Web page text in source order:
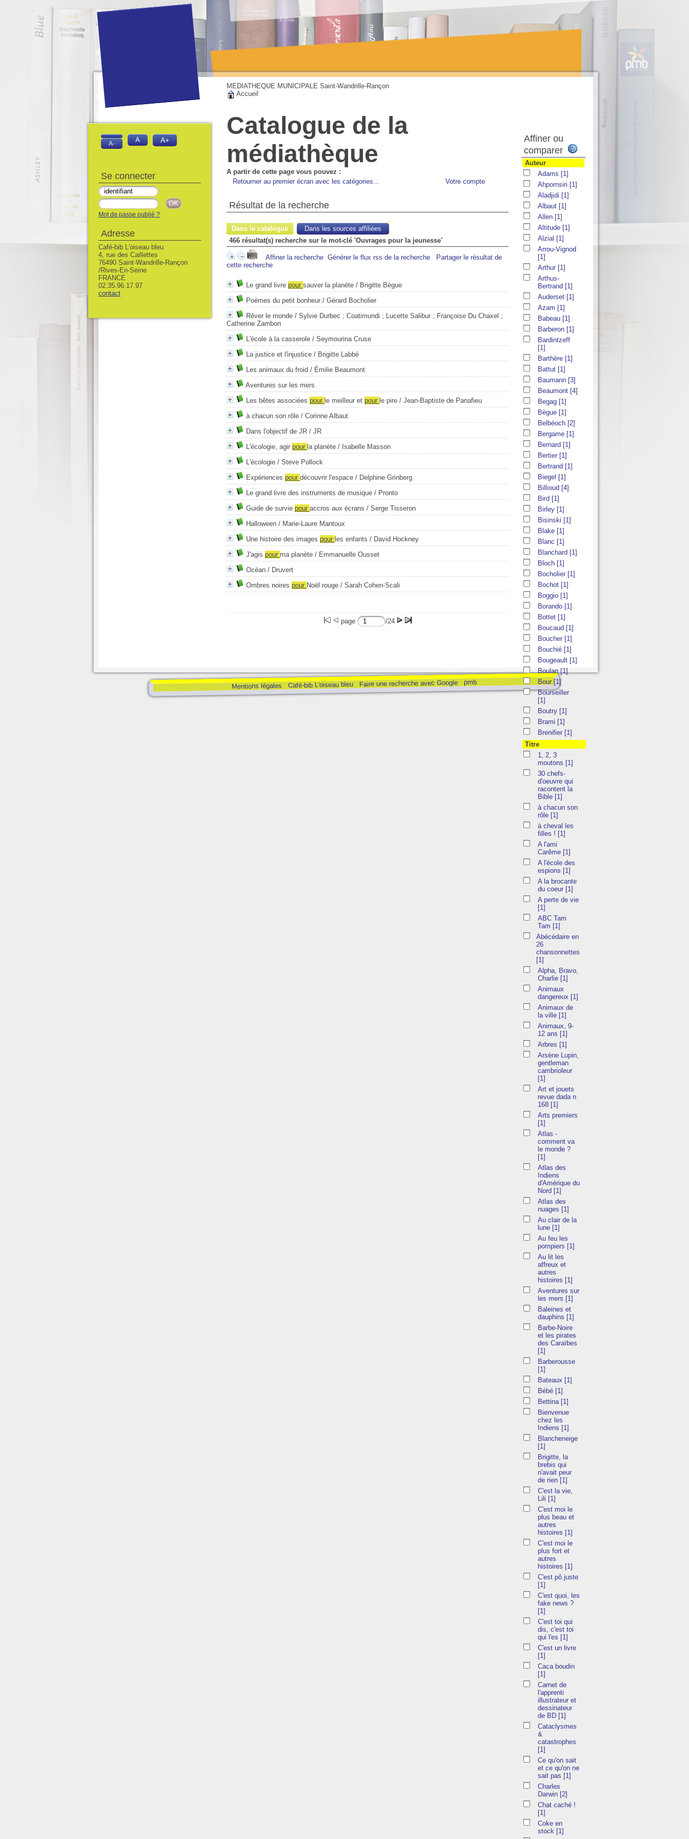
MEDIATHEQUE MUNICIPALE Saint-Wandrille-Rançon
Accueil
Catalogue de la
médiathèque
A partir de cette page vous pouvez :
Retourner au premier écran avec les catégories...
Votre compte
Résultat de la recherche
Dans le catalogue
Dans les sources affiliées
466 résultat(s) recherche sur le mot-clé 'Ouvrages pour la jeunesse'
Affiner la recherche Générer le flux rss de la recherche
Partager le résultat de
cette recherche
Le grand livre pour sauver la planète / Brigitte Bègue
Poèmes du petit bonheur / Gérard Bocholier
Rêver le monde / Sylvie Durbec ; Coatimundi ; Lucette Salibur ; Françoise Du Chaxel ;
Catherine Zambon
L'école à la casserole / Seymourina Cruse
La justice et l'injustice / Brigitte Labbé
Les animaux du froid / Émilie Beaumont
Aventures sur les mers
Les bêtes associées pour le meilleur et pour le pire / Jean-Baptiste de Panafieu
à chacun son rôle / Corinne Albaut
Dans l'objectif de JR / JR
L'écologie, agir pour la planète / Isabelle Masson
L'écologie / Steve Pollock
Expériences pour découvrir l'espace / Delphine Grinberg
Le grand livre des instruments de musique / Pronto
Guide de survie pour accros aux écrans / Serge Tisseron
Halloween / Marie-Laure Mantoux
Une histoire des images pour les enfants / David Hockney
J'agis pour ma planète / Emmanuelle Ousset
Océan / Druvert
Ombres noires pour Noël rouge / Sarah Cohen-Scali
page /24
Mentions légales Café-bib L'oiseau bleu Faire une recherche avec Google pmb
A- A A+
Se connecter
Mot de passe oublié ?
Adresse
Café-bib L'oiseau bleu
4, rue des Caillettes
76490 Saint-Wandrille-Rançon
/Rives-En-Seine
FRANCE
02.35.96.17.97
contact
Affiner ou
comparer
Auteur
Adams [1]
Ahpornsiri [1]
Aladjidi [1]
Albaut [1]
Allen [1]
Altitude [1]
Alzial [1]
Arrou-Vignod
[1]
Arthur [1]
Arthus-
Bertrand [1]
Auderset [1]
Azam [1]
Babeau [1]
Barberon [1]
Bardintzeff
[1]
Barthère [1]
Battut [1]
Baumann [3]
Beaumont [4]
Begag [1]
Bègue [1]
Belbéoch [2]
Bergame [1]
Bernard [1]
Bertier [1]
Bertrand [1]
Biegel [1]
Billioud [4]
Bird [1]
Birley [1]
Bisinski [1]
Blake [1]
Blanc [1]
Blanchard [1]
Bloch [1]
Bocholier [1]
Bochot [1]
Boggio [1]
Borando [1]
Bottet [1]
Boucaud [1]
Boucher [1]
Bouchié [1]
Bougeault [1]
Boulan[1]
Bour [1]
Bourseiller
[1]
Boutry [1]
Brami [1]
Brenifier [1]
Titre
1, 2, 3
moutons [1]
30 chefs-
d'oeuvre qui
racontent la
Bible [1]
à chacun son
rôle [1]
à cheval les
filles ! [1]
A l'ami
Carême [1]
A l'école des
espions [1]
A la brocante
du coeur [1]
A perte de vie
[1]
ABC Tam
Tam [1]
Abécédaire en
26
chansonnettes
[1]
Alpha, Bravo,
Charlie [1]
Animaux
dangereux [1]
Animaux de
la ville [1]
Animaux, 9-
12 ans [1]
Arbres [1]
Arsène Lupin,
gentleman
cambrioleur
[1]
Art et jouets
revue dada n
168 [1]
Arts premiers
[1]
Atlas -
comment va
le monde ?
[1]
Atlas des
Indiens
d'Amérique du
Nord [1]
Atlas des
nuages [1]
Au clair de la
lune [1]
Au feu les
pompiers [1]
Au lit les
affreux et
autres
histoires [1]
Aventures sur
les mers [1]
Baleines et
dauphins [1]
Barbe-Noire
et les pirates
des Caraïbes
[1]
Barberousse
[1]
Bateaux [1]
Bébé [1]
Bettina [1]
Bienvenue
chez les
Indiens [1]
Blancheneige
[1]
Brigitte, la
brebis qui
n'avait peur
de rien [1]
C'est la vie,
Lili [1]
C'est moi le
plus beau et
autres
histoires [1]
C'est moi le
plus fort et
autres
histoires [1]
C'est pô juste
[1]
C'est quoi, les
fake news ?
[1]
C'est toi qui
dis, c'est toi
qui l'es [1]
C'est un livre
[1]
Caca boudin
[1]
Carnet de
l'apprenti
illustrateur et
dessinateur
de BD [1]
Cataclysmes
&
catastrophes
[1]
Ce qu'on sait
et ce qu'on ne
sait pas [1]
Charles
Darwin [2]
Chat caché !
[1]
Coke en
stock [1]